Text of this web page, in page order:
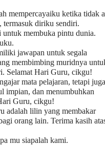
mempercayaiku ketika tidak
termasuk diriku sendiri.
untuk membuka pintu dunia.
jawapan untuk segala
membimbing muridnya
Selamat Hari Guru, cikgu!
mata pelajaran, tetapi juga
impian, dan menumbuhkan
Guru, cikgu!
adalah lilin yang membakar
orang lain. Terima kasih
mu siapalah kami.